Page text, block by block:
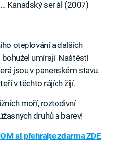
Kanadský seriál (2007)
oteplování a dalších
umírají. Naštěstí
jsou v panenském stavu.
v těchto rájích žijí.
moří, roztodivní
druhů a barev!
si přehrajte zdarma ZDE